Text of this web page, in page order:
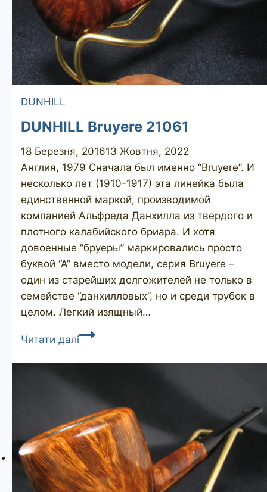
DUNHILL
DUNHILL Bruyere 21061
18 Березня, 201613 Жовтня, 2022
Англия, 1979 Сначала был именно “Bruyere”. И
несколько лет (1910-1917) эта линейка была
единственной маркой, производимой
компанией Альфреда Данхилла из твердого и
плотного калабийского бриара. И хотя
довоенные “бруеры” маркировались просто
буквой “А” вместо модели, серия Bruyere –
один из старейших долгожителей не только в
семействе “данхилловых”, но и среди трубок в
целом. Легкий изящный…
Читати даліDUNHILL
21061